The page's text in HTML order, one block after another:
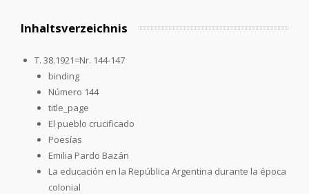
Inhaltsverzeichnis
T. 38.1921=Nr. 144-147
binding
Número 144
title_page
El pueblo crucificado
Poesías
Emilia Pardo Bazán
La educación en la República Argentina durante la época
colonial